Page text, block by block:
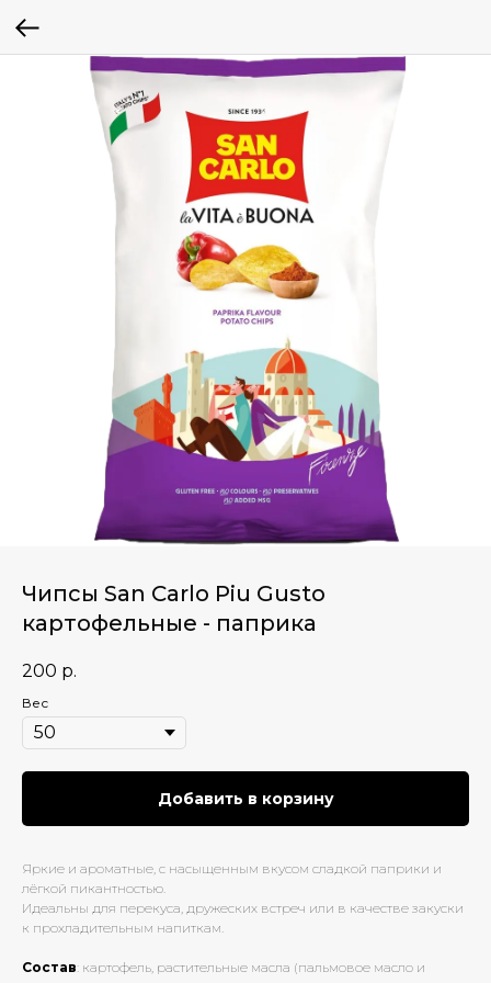
Чипсы San Carlo Piu Gusto
картофельные - паприка
200 р.
Вес
Добавить в корзину
Яркие и ароматные, с насыщенным вкусом сладкой паприки и
лёгкой пикантностью.
Идеальны для перекуса, дружеских встреч или в качестве закуски
к прохладительным напиткам.
Состав: картофель, растительные масла (пальмовое масло и